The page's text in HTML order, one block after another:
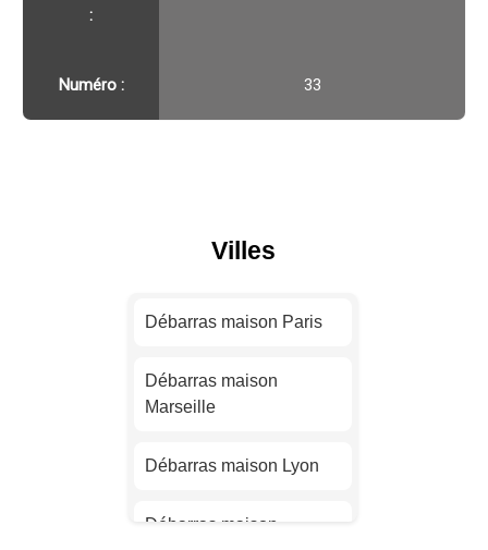
:
Numéro : 33
Villes
Débarras maison Paris
Débarras maison
Marseille
Débarras maison Lyon
Débarras maison